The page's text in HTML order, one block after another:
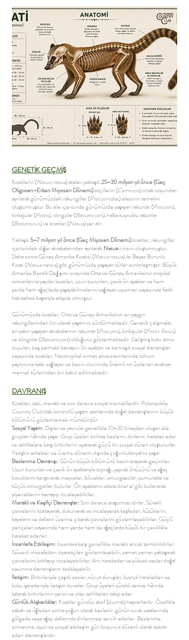
GENETİK GEÇMİŞ
Koatilerin (Nasua nasua) ataları, yaklaşık25–30 milyon yıl önce (Geç
Oligosen–Erken Miyosen Dönemi)etçillerin (Carnivora) ortak soyundan
ayrılarak günümüzdeki rakungiller (Procyonidae) ailesinin temelini
oluşturmuştur. Bu aile içerisinde günümüzde yaşayan rakunlar (Procyon),
kinkajular (Potos), olingolar (Bassaricyon), halka kuyruklu rakunlar
(Bassariscus) ve koatiler (Nasua) yer alır.
Yaklaşık5–7 milyon yıl önce (Geç Miyosen Dönemi)koatiler, rakungiller
içerisindeki diğer akrabalarından ayrılarak Nasuacinsini oluşturmuştur.
Daha sonra Güney Amerika Koatisi (Nasua nasua) ile Beyaz Burunlu
Koati (Nasua narica) gibi günümüzde yaşayan türler evrimleşmiştir. Büyük
Amerika Biyotik Değişimi sırasında Orta ve Güney Amerika'nın tropikal
ormanlarına yayılan koatiler; uzun burunları, çevik ön ayakları ve hem
yerde hem ağaçlarda yaşayabilmelerini sağlayan uyumları sayesinde farklı
habitatlara başarıyla adapte olmuştur.
Günümüzde koatiler, Orta ve Güney Amerika'nın en yaygın
rakungillerinden biri olarak yaşamını sürdürmektedir. Genetik çalışmalar,
en yakın yaşayan akrabalarının rakunlar (Procyon), kinkajular (Potos flavus)
ve olingolar (Bassaricyon) olduğunu göstermektedir. Gelişmiş koku alma
duyuları, beş parmaklı kavrayıcı ön ayakları ve karmaşık sosyal davranışları
sayesinde koatiler, Neotropikal orman ekosistemlerinde tohum
yayılımına katkı sağlayan ve besin zincirinde önemli rol üstlenen anahtar
memeli türlerinden biri kabul edilmektedir.
DAVRANIŞ
Koatiler, zeki, meraklı ve son derece sosyal memelilerdir. Polonezköy
Country Club'daki kontrollü yaşam alanlarında doğal davranışlarının büyük
bölümünü gözlemlemek mümkündür.
Sosyal Yaşam: Dişiler ve yavrular genellikle 10–30 bireyden oluşan aile
grupları hâlinde yaşar. Grup üyeleri birlikte beslenir, dinlenir, hareket eder
ve tehlikelere karşı birbirlerini uyararak güçlü bir sosyal düzen oluştururlar.
Yetişkin erkekler ise üreme dönemi dışında çoğunlukla yalnız yaşar.
Beslenme Davranışı: Günün büyük bölümünü besin arayarak geçirirler.
Uzun burunları ve çevik ön ayaklarıyla toprağı, yaprak örtüsünü ve ağaç
kovuklarını karıştırarak meyveler, böcekler, omurgasızlar, yumurtalar ve
küçük omurgalıları bulurlar. Ön ayaklarını adeta birer el gibi kullanarak
yiyeceklerini kavrayıp inceleyebilirler.
Meraklı ve Keşifçi Davranışlar: Son derece araştırmacıdırlar. Sürekli
çevrelerini koklayarak, dokunarak ve inceleyerek keşfeder; kütüklerin,
kayaların ve dalların üzerine çıkarak çevrelerini gözlemleyebilirler. Güçlü
pençeleri sayesinde hem yerde hem de ağaçlarda büyük bir çeviklikle
hareket ederler.
İnsanlarla Etkileşim: İnsanlara karşı genellikle meraklı ancak temkinlidirler.
Güvenli mesafeden ziyaretçileri gözlemleyebilir, zaman zaman yaklaşarak
çevrelerini koklayıp inceleyebilirler. Ani hareketler ve yüksek sesler doğal
savunma davranışlarını tetikleyebilir.
İletişim: Birbirleriyle çeşitli sesler, vücut duruşları, kuyruk hareketleri ve
koku işaretleriyle iletişim kurarlar. Grup üyeleri sürekli temas hâlinde
kalarak birbirlerinin yerini ve olası tehlikeleri takip eder.
Günlük Alışkanlıklar: Koatiler gündüz aktif (diurnal) hayvanlardır. Özellikle
sabah ve öğleden sonra yoğun olarak beslenir, günün sıcak saatlerinde
gölgede veya ağaç dallarında dinlenmeyi tercih ederler. Beslenme,
tırmanma, oyun ve sosyal etkileşim gün boyunca düzenli olarak tekrar
eden davranışlarıdır.